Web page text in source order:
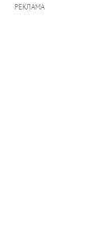
РЕКЛАМА